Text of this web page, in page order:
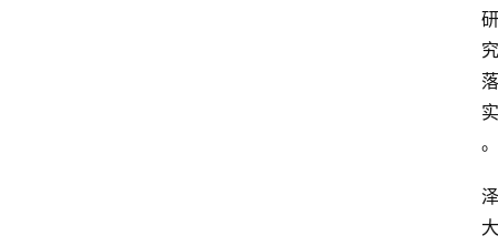
研
究
落
实
。
泽
大